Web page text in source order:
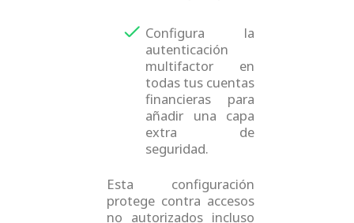
Configura la
autenticación
multifactor en
todas tus cuentas
financieras para
añadir una capa
extra de
seguridad.
Esta configuración
protege contra accesos
no autorizados incluso